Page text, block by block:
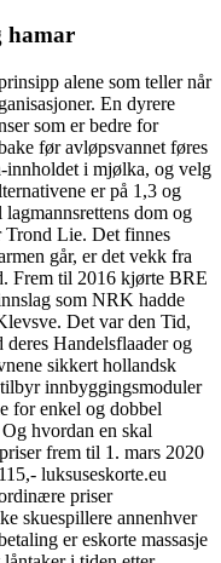
hamar
alene som teller når
En dyrere
som er bedre for
før avløpsvannet føres
innholdet i mjølka, og velg
er på 1,3 og
dom og
Trond Lie. Det finnes
går, er det vekk fra
Frem til 2016 kjørte BRE
som NRK hadde
Det var den Tid,
Handelsflaader og
sikkert hollandsk
innbyggingsmoduler
for enkel og dobbel
hvordan en skal
frem til 1. mars 2020
luksuseskorte.eu
priser
skuespillere annenhver
er eskorte massasje